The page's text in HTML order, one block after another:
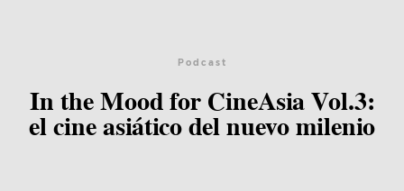
Podcast
In the Mood for CineAsia Vol.3:
el cine asiático del nuevo milenio